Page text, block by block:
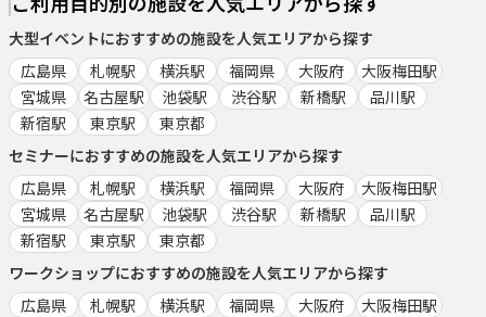
大型イベントにおすすめの施設を人気エリアから探す
広島県
札幌駅 横浜駅 福岡県 大阪府
大阪梅田駅
宮城県
名古屋駅 池袋駅 渋谷駅 新橋駅
品川駅
新宿駅
東京駅
東京都
セミナーにおすすめの施設を人気エリアから探す
広島県
札幌駅 横浜駅 福岡県 大阪府
大阪梅田駅
宮城県
名古屋駅 池袋駅 渋谷駅 新橋駅
品川駅
新宿駅
東京駅
東京都
ワークショップにおすすめの施設を人気エリアから探す
広島県
札幌駅 横浜駅 福岡県 大阪府
大阪梅田駅